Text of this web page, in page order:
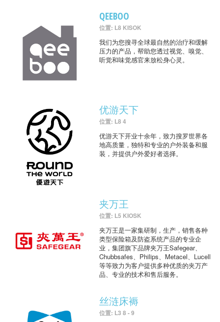
QEEBOO
位置: L8 KISOK
我们为您搜寻全球最自然的治疗和缓解
压力的产品，帮助您透过视觉、嗅觉、
听觉和味觉感官来放松身心灵。
优游天下
位置: L8 4
优游天下开业十余年，致力搜罗世界各
地高质量，独特和专业的户外装备和服
装，并提供户外爱好者选择。
夹万王
位置: L5 KIOSK
夹万王是一家集研制，生产，销售各种
类型保险箱及防盗系统产品的专业企
业，集团旗下品牌夹万王Safegear、
Chubbsafes、Philips、Metacel、Lucell
等等致力为客户提供多种优质的夹万产
品、专业的技术和售后服务。
丝涟床褥
位置: L3 8 - 9